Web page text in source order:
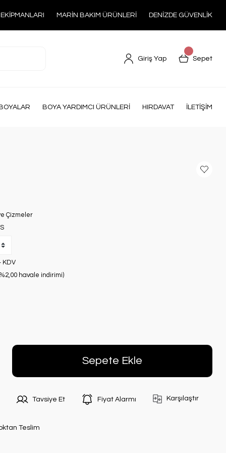
MARİN BAKIM ÜRÜNLERİ DENİZDE GÜVENLİK
Giriş Yap Sepet
BOYA YARDIMCI ÜRÜNLERİ HIRDAVAT İLETİŞİM
Çizmeler
KDV
havale indirimi)
Sepete Ekle
Tavsiye Et Fiyat Alarmı Karşılaştır
Teslim